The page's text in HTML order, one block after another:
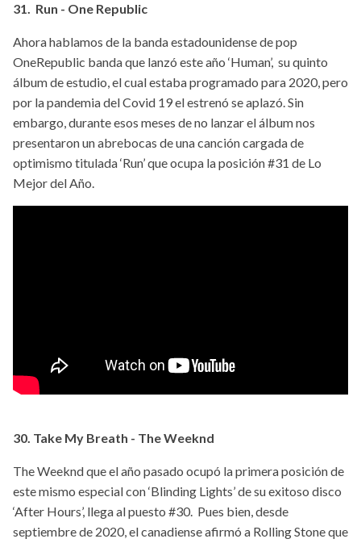
31. Run - One Republic
Ahora hablamos de la banda estadounidense de pop
OneRepublic banda que lanzó este año ‘Human’, su quinto
álbum de estudio, el cual estaba programado para 2020, pero
por la pandemia del Covid 19 el estrenó se aplazó. Sin
embargo, durante esos meses de no lanzar el álbum nos
presentaron un abrebocas de una canción cargada de
optimismo titulada ‘Run’ que ocupa la posición #31 de Lo
Mejor del Año.
30. Take My Breath - The Weeknd
The Weeknd que el año pasado ocupó la primera posición de
este mismo especial con ‘Blinding Lights’ de su exitoso disco
‘After Hours’, llega al puesto #30. Pues bien, desde
septiembre de 2020, el canadiense afirmó a Rolling Stone que